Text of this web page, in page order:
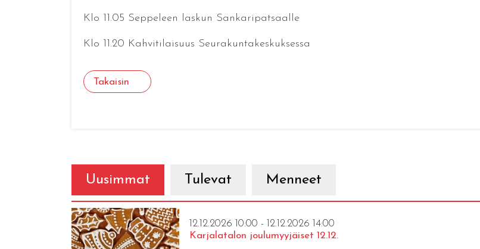
Klo 11.05 Seppeleen laskun Sankaripatsaalle
Klo 11.20 Kahvitilaisuus Seurakuntakeskuksessa
Takaisin
Uusimmat Tulevat Menneet
12.12.2026 10:00 - 12.12.2026 14:00
Karjalatalon joulumyyjäiset 12.12.